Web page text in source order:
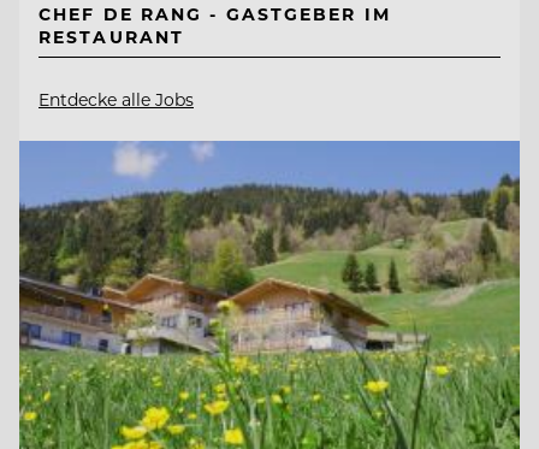
CHEF DE RANG - GASTGEBER IM
RESTAURANT
Entdecke alle Jobs